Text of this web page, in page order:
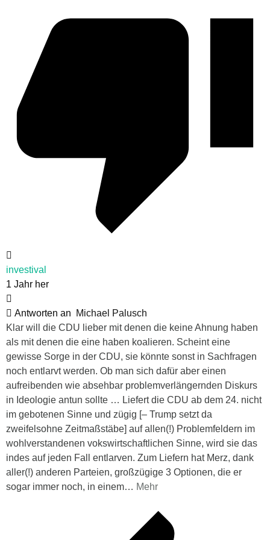
investival
1 Jahr her
Antworten an
Michael Palusch
Klar will die CDU lieber mit denen die keine Ahnung haben
als mit denen die eine haben koalieren. Scheint eine
gewisse Sorge in der CDU, sie könnte sonst in Sachfragen
noch entlarvt werden. Ob man sich dafür aber einen
aufreibenden wie absehbar problemverlängernden Diskurs
in Ideologie antun sollte … Liefert die CDU ab dem 24. nicht
im gebotenen Sinne und zügig [– Trump setzt da
zweifelsohne Zeitmaßstäbe] auf allen(!) Problemfeldern im
wohlverstandenen vokswirtschaftlichen Sinne, wird sie das
indes auf jeden Fall entlarven. Zum Liefern hat Merz, dank
aller(!) anderen Parteien, großzügige 3 Optionen, die er
sogar immer noch, in einem… Mehr